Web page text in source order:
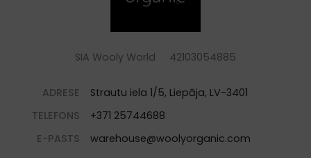
SIA Wooly World 42103054885
ADRESE
Strautu iela 1/5, Liepāja, LV-3401
TELEFONS
+371 25744688
E-PASTS
warehouse@woolyorganic.com